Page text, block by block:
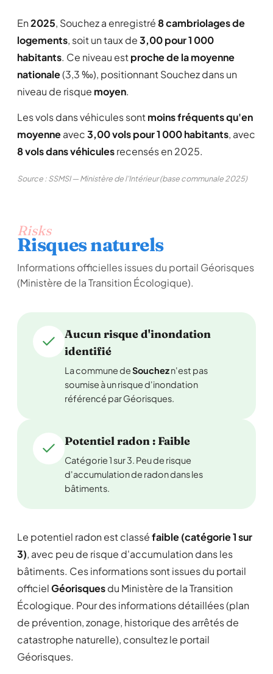
En2025, Souchez a enregistré8 cambriolages de
logements, soit un taux de3,00 pour 1 000
habitants. Ce niveau estproche de la moyenne
nationale(3,3 ‰), positionnant Souchez dans un
niveau de risque moyen.
Les vols dans véhicules sontmoins fréquents qu'en
moyenneavec3,00 vols pour 1 000 habitants, avec
8 vols dans véhiculesrecensés en 2025.
Source : SSMSI — Ministère de l'Intérieur (base communale 2025)
Risks
Risques naturels
Informations officielles issues du portail Géorisques
(Ministère de la Transition Écologique).
Aucun risque d'inondation
identifié
La commune deSouchezn'est pas
soumise à un risque d'inondation
référencé par Géorisques.
Potentiel radon : Faible
Catégorie 1 sur 3. Peu de risque
d'accumulation de radon dans les
bâtiments.
Le potentiel radon est classéfaible (catégorie 1 sur
3), avec peu de risque d'accumulation dans les
bâtiments. Ces informations sont issues du portail
officielGéorisquesdu Ministère de la Transition
Écologique. Pour des informations détaillées (plan
de prévention, zonage, historique des arrêtés de
catastrophe naturelle), consultez le portail
Géorisques.